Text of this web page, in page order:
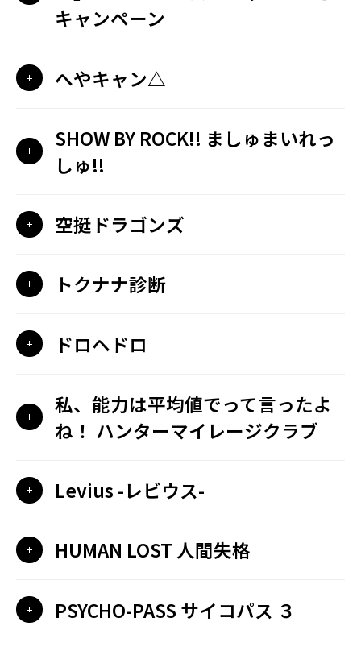
キャンペーン
へやキャン△
SHOW BY ROCK!! ましゅまいれっ
しゅ!!
空挺ドラゴンズ
トクナナ診断
ドロヘドロ
私、能力は平均値でって言ったよ
ね！ ハンターマイレージクラブ
Levius -レビウス-
HUMAN LOST 人間失格
PSYCHO-PASS サイコパス ３